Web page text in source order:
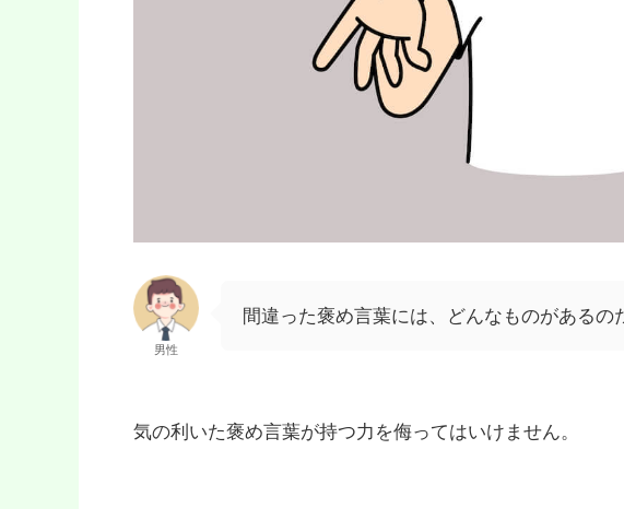
男性
間違った褒め言葉には、どんなものがあるの
気の利いた褒め言葉が持つ力を侮ってはいけません。